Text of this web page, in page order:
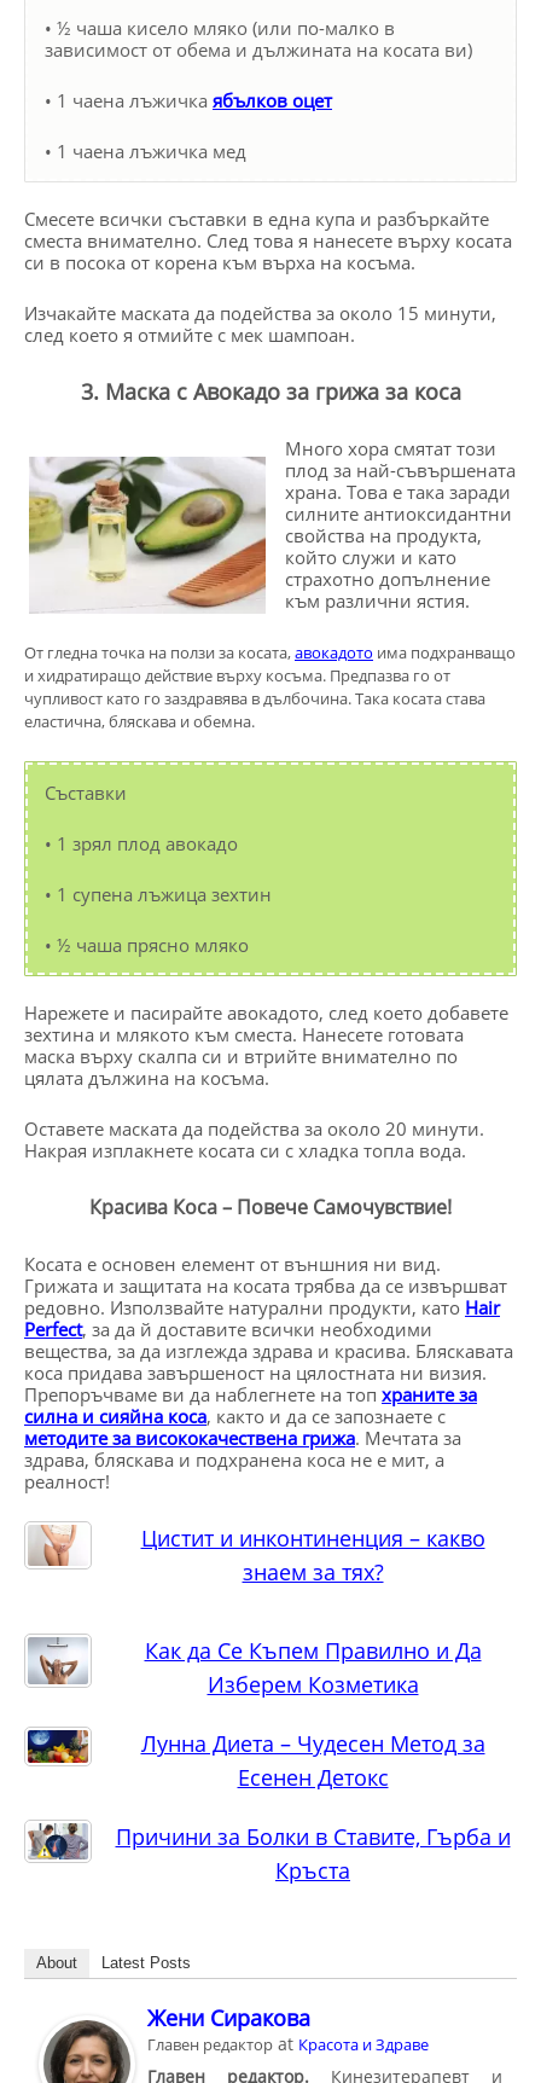
• ½ чаша кисело мляко (или по-малко в
зависимост от обема и дължината на косата ви)
• 1 чаена лъжичка ябълков оцет
• 1 чаена лъжичка мед
Смесете всички съставки в една купа и разбъркайте
сместа внимателно. След това я нанесете върху косата
си в посока от корена към върха на косъма.
Изчакайте маската да подейства за около 15 минути,
след което я отмийте с мек шампоан.
3. Маска с Авокадо за грижа за коса
Много хора смятат този
плод за най-съвършената
храна. Това е така заради
силните антиоксидантни
свойства на продукта,
който служи и като
страхотно допълнение
към различни ястия.
От гледна точка на ползи за косата,авокадото има подхранващо
и хидратиращо действие върху косъма. Предпазва го от
чупливост като го заздравява в дълбочина. Така косата става
еластична, бляскава и обемна.
Съставки
• 1 зрял плод авокадо
• 1 супена лъжица зехтин
• ½ чаша прясно мляко
Нарежете и пасирайте авокадото, след което добавете
зехтина и млякото към сместа. Нанесете готовата
маска върху скалпа си и втрийте внимателно по
цялата дължина на косъма.
Оставете маската да подейства за около 20 минути.
Накрая изплакнете косата си с хладка топла вода.
Красива Коса – Повече Самочувствие!
Косата е основен елемент от външния ни вид.
Грижата и защитата на косата трябва да се извършват
редовно. Използвайте натурални продукти, като Hair
Perfect, за да й доставите всички необходими
вещества, за да изглежда здрава и красива. Бляскавата
коса придава завършеност на цялостната ни визия.
Препоръчваме ви да наблегнете на топ храните за
силна и сияйна коса, както и да се запознаете с
методите за висококачествена грижа. Мечтата за
здрава, бляскава и подхранена коса не е мит, а
реалност!
Цистит и инконтиненция – какво
знаем за тях?
Как да Се Къпем Правилно и Да
Изберем Козметика
Лунна Диета – Чудесен Метод за
Есенен Детокс
Причини за Болки в Ставите, Гърба и
Кръста
About Latest Posts
Жени Сиракова
Главен редактор at Красота и Здраве
Главен редактор. Кинезитерапевт и